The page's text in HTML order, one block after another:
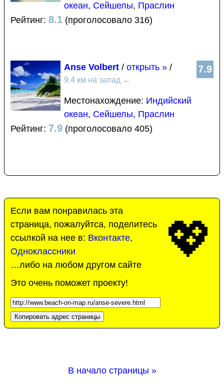
океан, Сейшелы, Праслин
Рейтинг: 8.1 (проголосовало 316)
7.9
Anse Volbert / открыть » /
9.4 км на запад ←
Местонахождение: Индийский
океан, Сейшелы, Праслин
Рейтинг: 7.9 (проголосовало 405)
💖
Если вам понравилась эта
страница, пожалуйтса, поделитесь
ссылкой на нее в: Вконтакте,
Одноклассники
…либо на любом другом сайте
Это очень поможет проекту!
Копировать адрес страницы
В начало страницы »